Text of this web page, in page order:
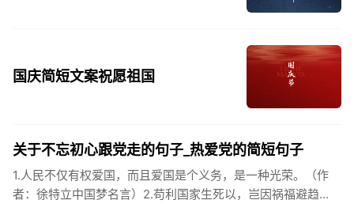
国庆简短文案祝愿祖国
关于不忘初心跟党走的句子_热爱党的简短句子
1.人民不仅有权爱国，而且爱国是个义务，是一种光荣。（作
者：徐特立中国梦名言）2.苟利国家生死以，岂因祸福避趋